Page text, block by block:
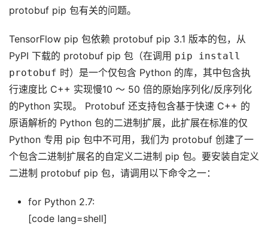
protobuf pip 包有关的问题。
TensorFlow pip 包依赖 protobuf pip 3.1 版本的包，从
PyPI 下载的 protobuf pip 包（在调用 pip install
protobuf 时）是一个仅包含 Python 的库，其中包含执
行速度比 C++ 实现慢10 ～ 50 倍的原始序列化/反序列化
的Python 实现。 Protobuf 还支持包含基于快速 C++ 的
原语解析的 Python 包的二进制扩展，此扩展在标准的仅
Python 专用 pip 包中不可用，我们为 protobuf 创建了一
个包含二进制扩展名的自定义二进制 pip 包。要安装自定义
二进制 protobuf pip 包，请调用以下命令之一：
for Python 2.7:
[code lang=shell]